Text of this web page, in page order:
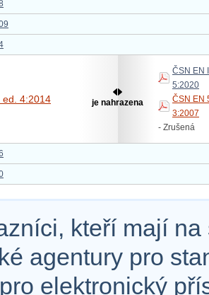
ed. 4:2014 je nahrazena
ČSN EN
5:2020
ČSN EN
3:2007
- Zrušená
kteří mají
agentury pro
elektronický